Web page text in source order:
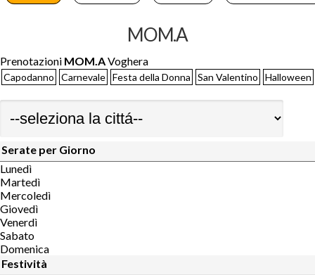
MOM.A
Prenotazioni MOM.AVoghera
Capodanno Carnevale Festa della Donna San Valentino Halloween
Serate per Giorno
Lunedì
Martedì
Mercoledì
Giovedì
Venerdì
Sabato
Domenica
Festività